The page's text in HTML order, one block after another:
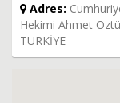
Adres:
Hekimi Ahmet
TÜRKİYE